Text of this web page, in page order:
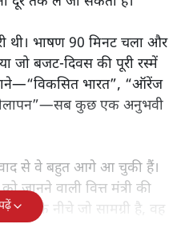
का वादा करता दिखता है,
समीक्षा पढ़िए।
रिकॉर्ड बुक में दर्ज हो गईं।
दिखा दिया कि बिना
दूर तक ले जा सकती है।